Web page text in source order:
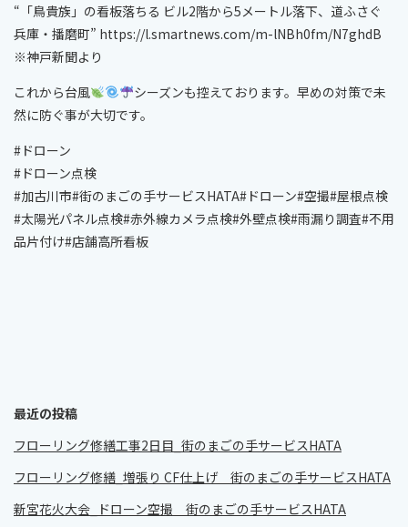
“「鳥貴族」の看板落ちる ビル2階から5メートル落下、道ふさぐ
兵庫・播磨町” https://l.smartnews.com/m-lNBh0fm/N7ghdB
※神戸新聞より
これから台風
シーズンも控えております。早めの対策で未
然に防ぐ事が大切です。
#ドローン
#ドローン点検
#加古川市#街のまごの手サービスHATA#ドローン#空撮#屋根点検
#太陽光パネル点検#赤外線カメラ点検#外壁点検#雨漏り調査#不用
品片付け#店舗高所看板
最近の投稿
フローリング修繕工事2日目_街のまごの手サービスHATA
フローリング修繕_増張り CF仕上げ 街のまごの手サービスHATA
新宮花火大会_ドローン空撮 街のまごの手サービスHATA